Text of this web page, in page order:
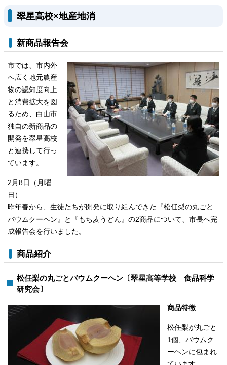
翠星高校×地産地消
新商品報告会
市では、市内外
へ広く地元農産
物の認知度向上
と消費拡大を図
るため、白山市
独自の新商品の
開発を翠星高校
と連携して行っ
ています。
2月8日（月曜
日）
昨年春から、生徒たちが開発に取り組んできた『松任梨の丸ごと
バウムクーヘン』と『もち麦うどん』の2商品について、市長へ完
成報告会を行いました。
商品紹介
松任梨の丸ごとバウムクーヘン〔翠星高等学校 食品科学
研究会〕
商品特徴
松任梨が丸ごと
1個、バウムク
ーヘンに包まれ